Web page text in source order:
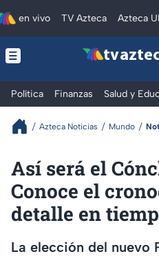
en vivo TV Azteca Azteca
tv
Política Finanzas Salud y
Azteca Noticias Mundo
Así será el
Conoce el
detalle en
La elección del nuevo